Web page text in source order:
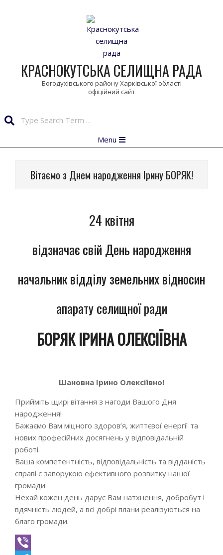
КРАСНОКУТСЬКА СЕЛИЩНА РАДА
Богодухівського району Харківської області
Navigation
Menu
Вітаємо з Днем народження Ірину БОРЯК!
24 квітня
відзначає свій День народження
начальник відділу земельних відносин
апарату селищної ради
БОРЯК ІРИНА ОЛЕКСІЇВНА
Шановна Ірино Олексіївно!
Прийміть щирі вітання з нагоди Вашого Дня
народження!
Бажаємо Вам міцного здоров’я, життєвої енергії та
нових професійних досягнень у відповідальній
роботі.
Ваша компетентність, відповідальність та відданість
справі є запорукою ефективного розвитку нашої
громади.
Нехай кожен день дарує Вам натхнення, добробут і
вдячність людей, а всі добрі плани реалізуються на
благо громади.